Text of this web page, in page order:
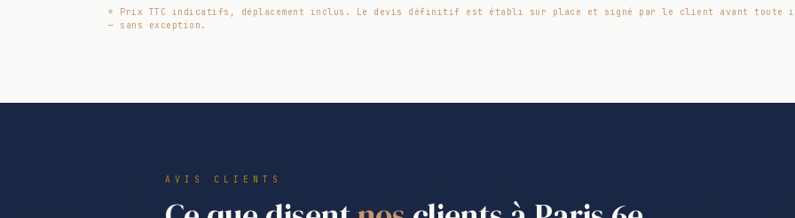
* Prix TTC indicatifs, déplacement inclus. Le devis définitif est établi sur place et signé par le client avant toute
— sans exception.
AVIS CLIENTS